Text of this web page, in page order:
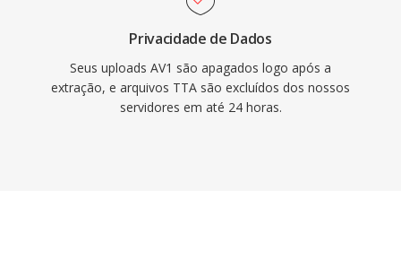
Privacidade de Dados
Seus uploads AV1 são apagados logo após a
extração, e arquivos TTA são excluídos dos nossos
servidores em até 24 horas.